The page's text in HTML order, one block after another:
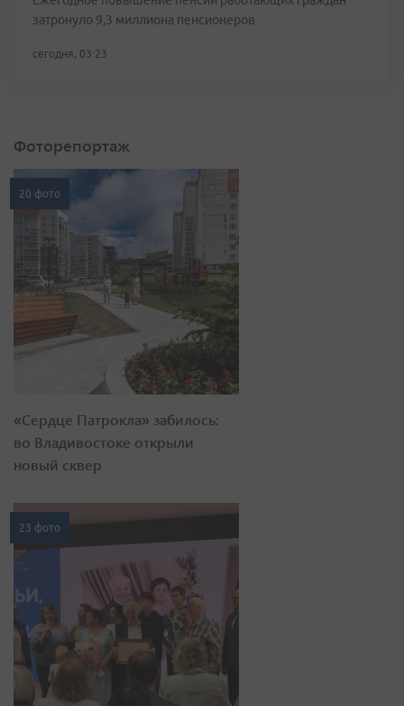
затронуло 9,3 миллиона пенсионеров
сегодня, 03:23
Фоторепортаж
20 фото
«Сердце Патрокла» забилось:
во Владивостоке открыли
новый сквер
23 фото